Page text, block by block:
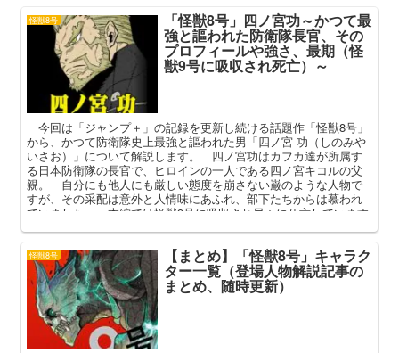
す。
怪獣8号 「怪獣8号」四ノ宮功～かつて最
強と謳われた防衛隊長官、その
プロフィールや強さ、最期（怪
獣9号に吸収され死亡）～
今回は「ジャンプ＋」の記録を更新し続ける話題作「怪獣8号」
から、かつて防衛隊史上最強と謳われた男「四ノ宮 功（しのみや
いさお）」について解説します。 四ノ宮功はカフカ達が所属す
る日本防衛隊の長官で、ヒロインの一人である四ノ宮キコルの父
親。 自分にも他人にも厳しい態度を崩さない巌のような人物で
すが、その采配は意外と人情味にあふれ、部下たちからは慕われ
ていました。 本編では怪獣9号に吸収され早々に死亡しています
などを中心に解説していきます。
怪獣8号 【まとめ】「怪獣8号」キャラク
ター一覧（登場人物解説記事の
まとめ、随時更新）